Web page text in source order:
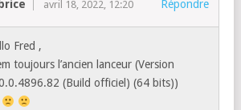
avril 18, 2022, 12:20 Répondre
Fred ,
toujours l’ancien lanceur (Version
(Build officiel) (64 bits))